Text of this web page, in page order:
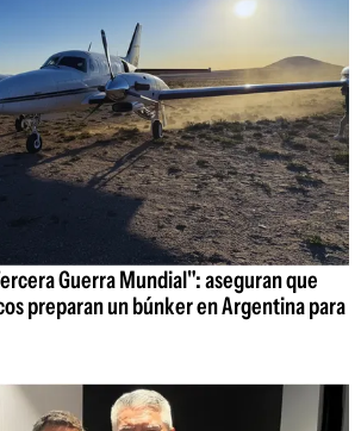
Guerra Mundial": aseguran que
preparan un búnker en Argentina para